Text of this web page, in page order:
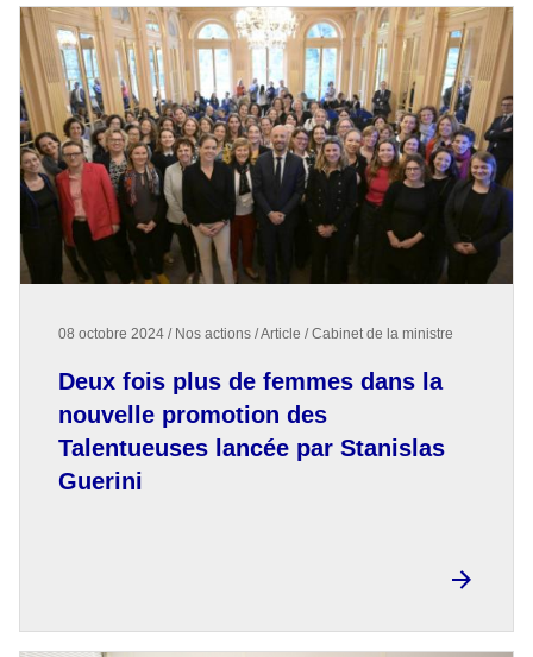
Deux fois plus de femmes dans la
nouvelle promotion des
Talentueuses lancée par Stanislas
Guerini
08 octobre 2024 / Nos actions / Article / Cabinet de la ministre